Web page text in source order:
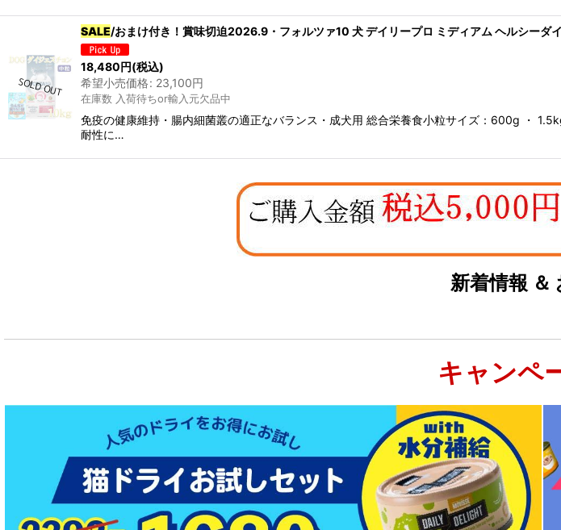
SALE/おまけ付き！賞味切迫2026.9・フォルツァ10 犬 デイリープロ ミディアム ヘルシー
18,480円(税込)
希望小売価格: 23,100円
在庫数 入荷待ちor輸入元欠品中
免疫の健康維持・腸内細菌叢の適正なバランス・成犬用 総合栄養食小粒サイズ：600g ・
耐性に…
新着情報 ＆
キャンペ